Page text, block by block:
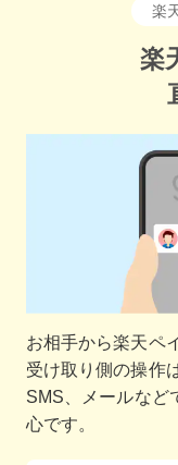
楽
楽
お相手から楽天ペ
受け取り側の操作
SMS、メールなど
心です。